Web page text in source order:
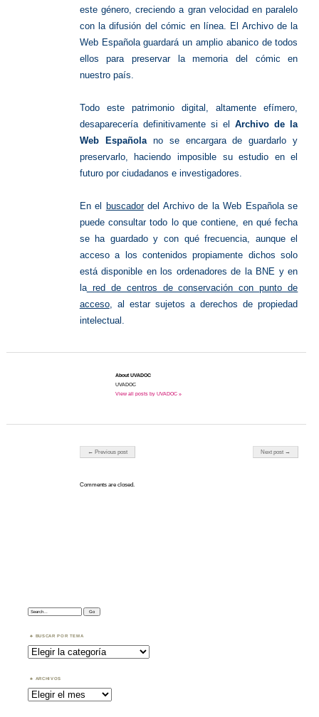
este género, creciendo a gran velocidad en paralelo
con la difusión del cómic en línea. El Archivo de la
Web Española guardará un amplio abanico de todos
ellos para preservar la memoria del cómic en
nuestro país.
Todo este patrimonio digital, altamente efímero,
desaparecería definitivamente si el
Archivo de la
Web Española no se encargara de guardarlo y
preservarlo, haciendo imposible su estudio en el
futuro por ciudadanos e investigadores.
En el buscadordel Archivo de la Web Española se
puede consultar todo lo que contiene, en qué fecha
se ha guardado y con qué frecuencia, aunque el
acceso a los contenidos propiamente dichos solo
está disponible en los ordenadores de la BNE y en
lared de centros de conservación con punto de
acceso, al estar sujetos a derechos de propiedad
intelectual.
About UVADOC
UVADOC
View all posts by UVADOC »
Post navigation
← Previous post Next post →
Comments are closed.
Search:
BUSCAR POR TEMA
Buscar
por
Tema
ARCHIVOS
Archivos